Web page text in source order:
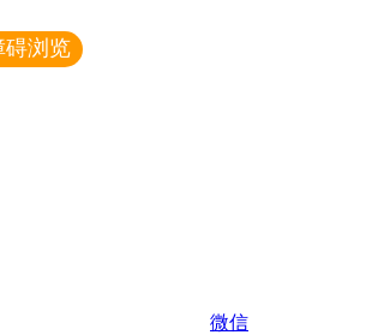
碍浏览
微信